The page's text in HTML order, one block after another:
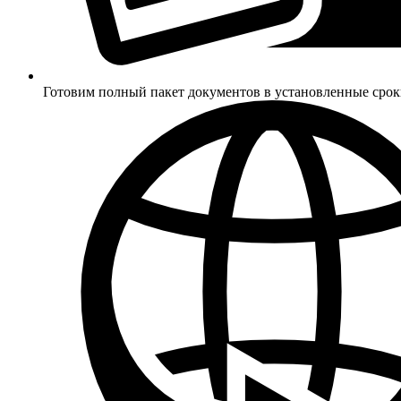
Готовим полный пакет документов в установленные